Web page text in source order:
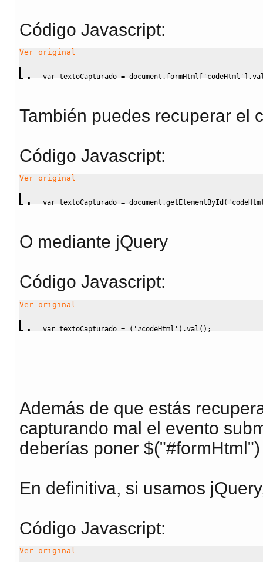
Código Javascript:
Ver original
var textoCapturado = document. formHtml 'codeHtml' .
También puedes recuperar el
Código Javascript:
Ver original
var textoCapturado = document.getElementById (
O mediante jQuery
Código Javascript:
Ver original
var textoCapturado = ( '#codeHtml' ) .val ( ) ;
Además de que estás
capturando mal el evento
deberías poner $("#formHtml")
En definitiva, si usamos
Código Javascript:
Ver original